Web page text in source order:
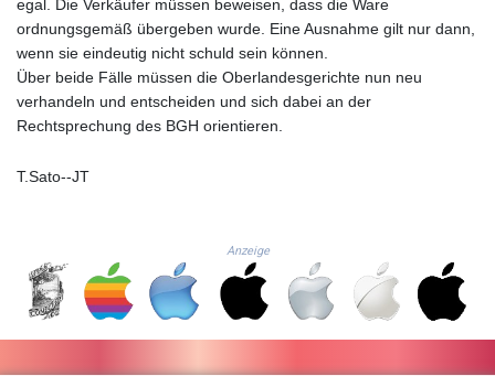
KHR
4684.773512
KMF 492.554315
KRW 1633.35962
KWD 0.3563
KYD 0.961169
103284.103894
LKR 386.869037
LRD 208.186862
LSL 18.737893
LTL 3.406053
LVL 0.697755
egal. Die Verkäufer müssen beweisen, dass die Ware
ordnungsgemäß übergeben wurde. Eine Ausnahme gilt nur dann,
wenn sie eindeutig nicht schuld sein können.
Über beide Fälle müssen die Oberlandesgerichte nun neu
verhandeln und entscheiden und sich dabei an der
Rechtsprechung des BGH orientieren.
T.Sato--JT
Anzeige